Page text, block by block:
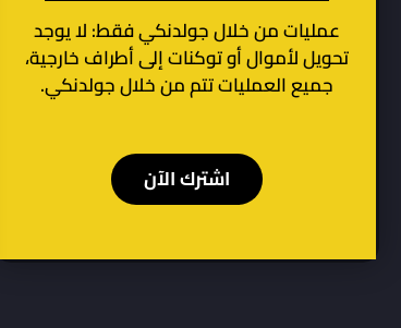
عمليات من خلال جولدنكي فقط: لا يوجد
تحويل لأموال أو توكنات إلى أطراف خارجية،
جميع العمليات تتم من خلال جولدنكي.
اشترك الآن